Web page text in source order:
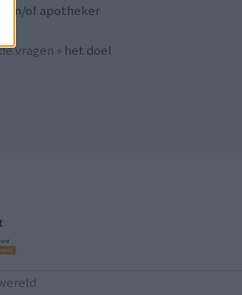
en/of apotheker
vragen » het doel